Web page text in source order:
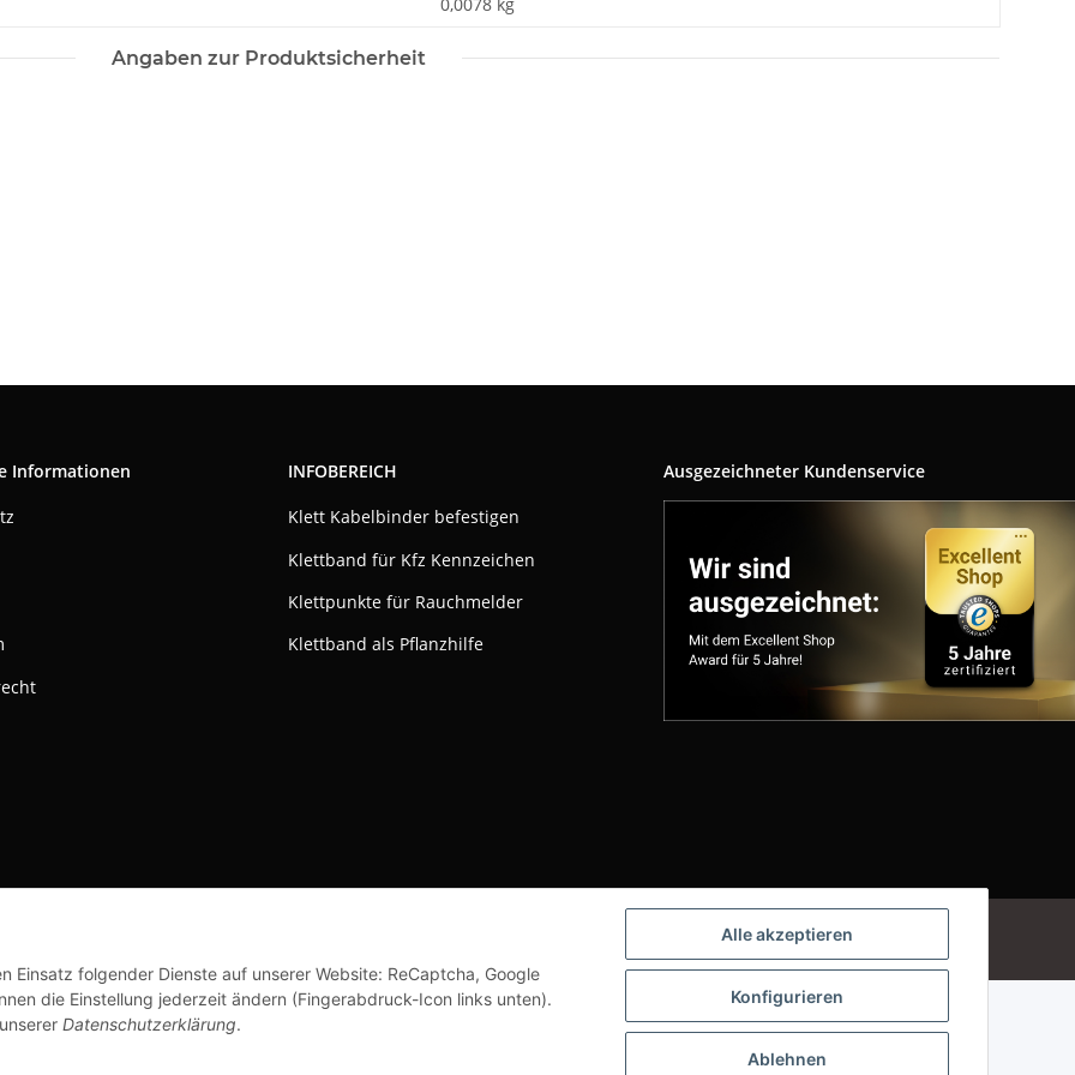
Alle akzeptieren
Konfigurieren
Ablehnen
Einsatz folgender Dienste auf unserer Website: ReCaptcha, Google
die Einstellung jederzeit ändern (Fingerabdruck-Icon links unten).
Datenschutzerklärung.
Angaben zur Produktsicherheit
Informationen INFOBEREICH
Klett Kabelbinder befestigen
Klettband für Kfz Kennzeichen
Klettpunkte für Rauchmelder
Klettband als Pflanzhilfe
Ausgezeichneter Kundenservice
Powered by